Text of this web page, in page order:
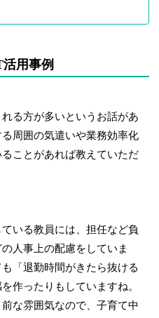
用事例
る方が多いというお話があ
周囲の気遣いや業務効率化
ことがあれば教えていただ
いる教員には、担任など負
人事上の配慮をしていま
「退勤時間がきたら抜ける
作ったりもしていますね。
な雰囲気なので、子育て中